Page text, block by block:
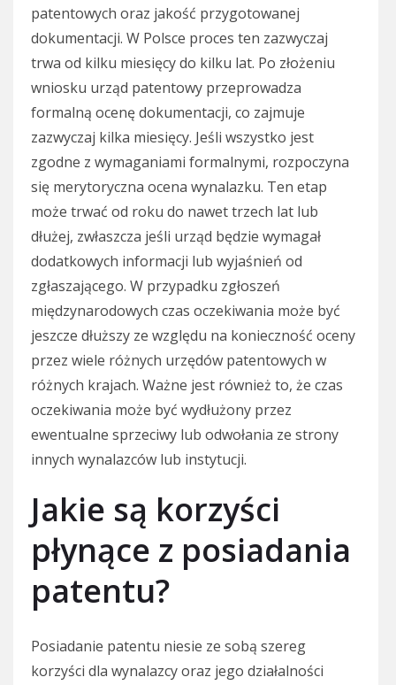
patentowych oraz jakość przygotowanej
dokumentacji. W Polsce proces ten zazwyczaj
trwa od kilku miesięcy do kilku lat. Po złożeniu
wniosku urząd patentowy przeprowadza
formalną ocenę dokumentacji, co zajmuje
zazwyczaj kilka miesięcy. Jeśli wszystko jest
zgodne z wymaganiami formalnymi, rozpoczyna
się merytoryczna ocena wynalazku. Ten etap
może trwać od roku do nawet trzech lat lub
dłużej, zwłaszcza jeśli urząd będzie wymagał
dodatkowych informacji lub wyjaśnień od
zgłaszającego. W przypadku zgłoszeń
międzynarodowych czas oczekiwania może być
jeszcze dłuższy ze względu na konieczność oceny
przez wiele różnych urzędów patentowych w
różnych krajach. Ważne jest również to, że czas
oczekiwania może być wydłużony przez
ewentualne sprzeciwy lub odwołania ze strony
innych wynalazców lub instytucji.
Jakie są korzyści
płynące z posiadania
patentu?
Posiadanie patentu niesie ze sobą szereg
korzyści dla wynalazcy oraz jego działalności